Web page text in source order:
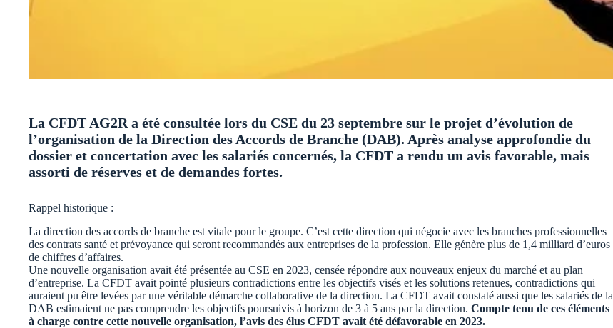
La CFDT AG2R a été consultée lors du CSE du 23 septembre sur le projet d’évolution de
l’organisation de la Direction des Accords de Branche (DAB). Après analyse approfondie du
dossier et concertation avec les salariés concernés, la CFDT a rendu un avis favorable, mais
assorti de réserves et de demandes fortes.
Rappel historique :
La direction des accords de branche est vitale pour le groupe. C’est cette direction qui négocie avec les branches professionnelles
des contrats santé et prévoyance qui seront recommandés aux entreprises de la profession. Elle génère plus de 1,4 milliard d’euros
de chiffres d’affaires.
Une nouvelle organisation avait été présentée au CSE en 2023, censée répondre aux nouveaux enjeux du marché et au plan
d’entreprise. La CFDT avait pointé plusieurs contradictions entre les objectifs visés et les solutions retenues, contradictions qui
auraient pu être levées par une véritable démarche collaborative de la direction. La CFDT avait constaté aussi que les salariés de la
DAB estimaient ne pas comprendre les objectifs poursuivis à horizon de 3 à 5 ans par la direction. Compte tenu de ces éléments
à charge contre cette nouvelle organisation, l’avis des élus CFDT avait été défavorable en 2023.